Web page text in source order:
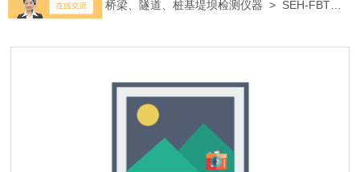
列
>灌注桩、桥梁、隧道、桩基堤坝检测仪器 > SEH-FBT落